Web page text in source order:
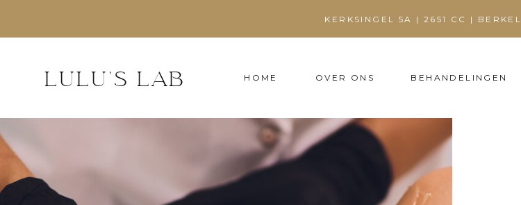
HOME OVER ONS BEHANDELINGEN
KERKSINGEL 5A | 2651 CC |
LULU'S LAB